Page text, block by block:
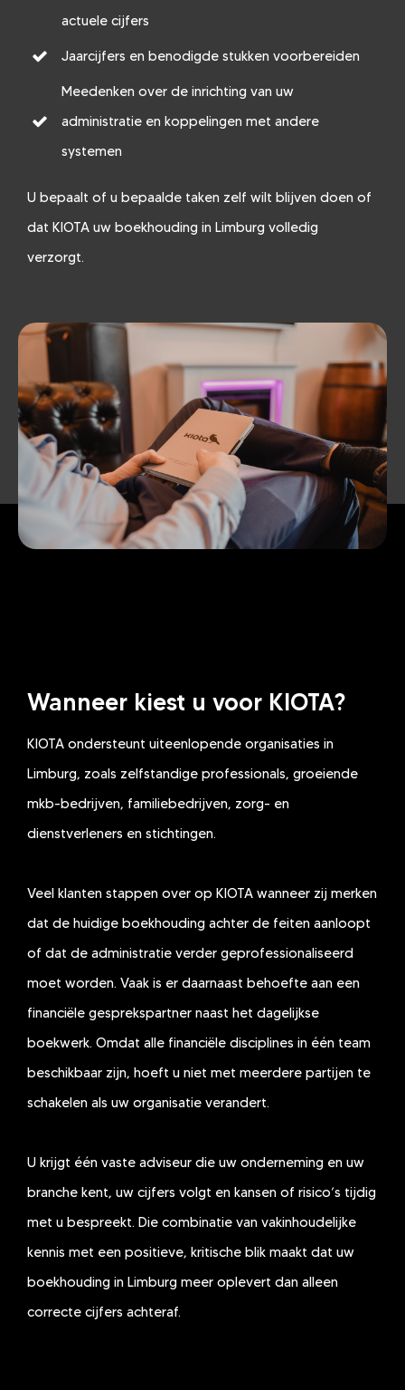
actuele cijfers
Jaarcijfers en benodigde stukken voorbereiden
Meedenken over de inrichting van uw
administratie en koppelingen met andere
systemen
U bepaalt of u bepaalde taken zelf wilt blijven doen of
dat KIOTA uw boekhouding in Limburg volledig
verzorgt.
Wanneer kiest u voor KIOTA?
KIOTA ondersteunt uiteenlopende organisaties in
Limburg, zoals zelfstandige professionals, groeiende
mkb-bedrijven, familiebedrijven, zorg- en
dienstverleners en stichtingen.
Veel klanten stappen over op KIOTA wanneer zij merken
dat de huidige boekhouding achter de feiten aanloopt
of dat de administratie verder geprofessionaliseerd
moet worden. Vaak is er daarnaast behoefte aan een
financiële gesprekspartner naast het dagelijkse
boekwerk. Omdat alle financiële disciplines in één team
beschikbaar zijn, hoeft u niet met meerdere partijen te
schakelen als uw organisatie verandert.
U krijgt één vaste adviseur die uw onderneming en uw
branche kent, uw cijfers volgt en kansen of risico’s tijdig
met u bespreekt. Die combinatie van vakinhoudelijke
kennis met een positieve, kritische blik maakt dat uw
boekhouding in Limburg meer oplevert dan alleen
correcte cijfers achteraf.